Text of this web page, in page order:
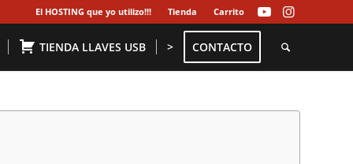
El HOSTING que yo utilizo!!! Tienda Carrito
TIENDA LLAVES USB > CONTACTO